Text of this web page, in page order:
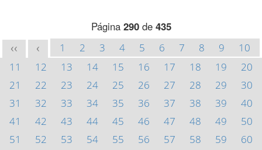
Página 290de 435
<< < 1 2 3 4 5 6 7 8 9
10
11
12 13 14 15 16 17 18 19
20
21
22 23 24 25 26 27 28 29
30
31
32 33 34 35 36 37 38 39
40
41
42 43 44 45 46 47 48 49
50
51
52 53 54 55 56 57 58 59
60